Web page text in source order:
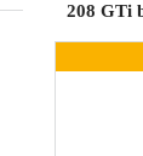
208 GTi